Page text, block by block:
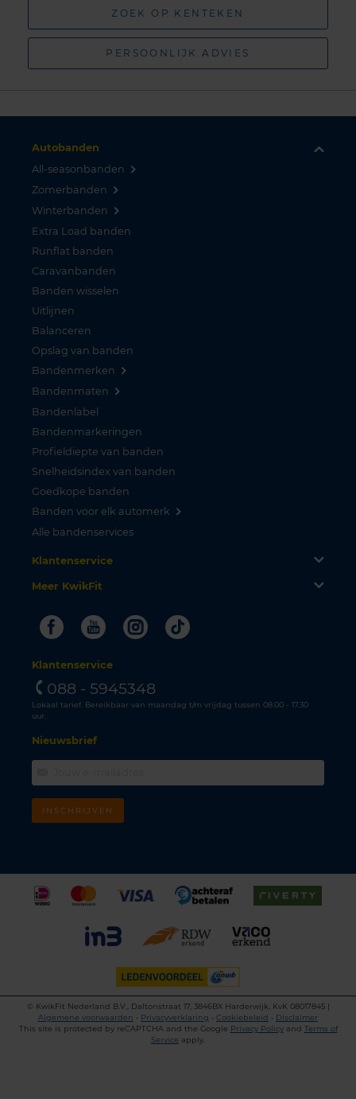
ZOEK OP KENTEKEN
PERSOONLIJK ADVIES
Autobanden
All-seasonbanden
Zomerbanden
Winterbanden
Extra Load banden
Runflat banden
Caravanbanden
Banden wisselen
Uitlijnen
Balanceren
Opslag van banden
Bandenmerken
Bandenmaten
Bandenlabel
Bandenmarkeringen
Profieldiepte van banden
Snelheidsindex van banden
Goedkope banden
Banden voor elk automerk
Alle bandenservices
Klantenservice
Meer KwikFit
FacebookYoutubeInstagram
Tiktok
Klantenservice
088 - 5945348
Lokaal tarief. Bereikbaar van maandag t/m vrijdag tussen 08.00 - 17.30
uur.
Nieuwsbrief
INSCHRIJVEN
©
KwikFit Nederland B.V., Daltonstraat 17, 3846BX Harderwijk, KvK 08017845 |
Algemene voorwaarden • Privacyverklaring • Cookiebeleid • Disclaimer
This site is protected by reCAPTCHA and the Google Privacy Policyand Terms of
Service apply.